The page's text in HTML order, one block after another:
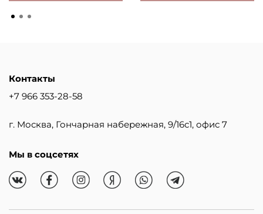
Контакты
+7 966 353-28-58
г. Москва, Гончарная набережная, 9/16с1, офис 7
Мы в соцсетях